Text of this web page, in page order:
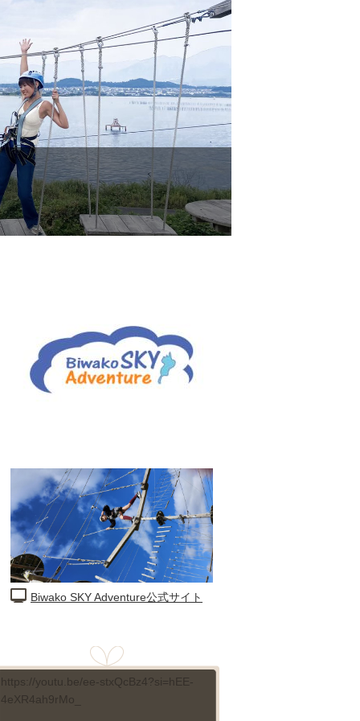
Biwako SKY Adventure公式サイト
https://youtu.be/ee-stxQcBz4?si=hEE-
4eXR4ah9rMo_